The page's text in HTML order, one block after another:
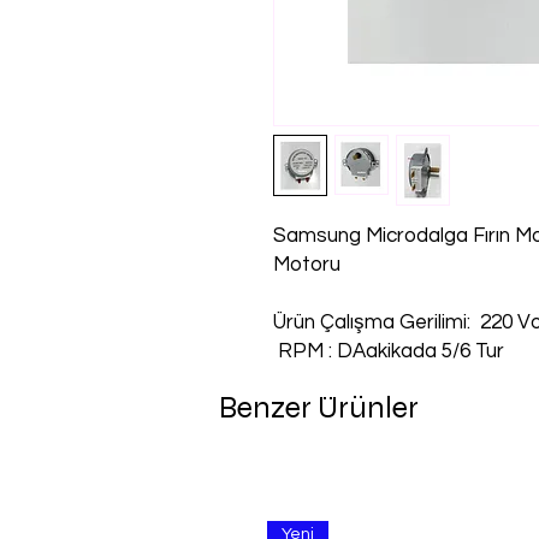
Samsung Microdalga Fırın
Motoru
Ürün Çalışma Gerilimi: 220
RPM : DAakikada 5/6 Tur
Benzer Ürünler
Yeni